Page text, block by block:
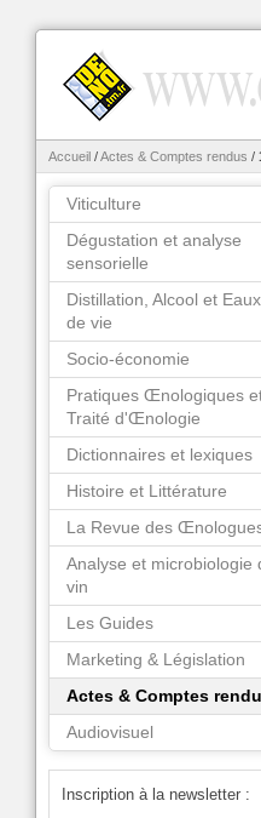
Accueil /Actes & Comptes rendus /
Viticulture
Dégustation et analyse
sensorielle
Distillation, Alcool et Eaux
de vie
Socio-économie
Pratiques Œnologiques
Traité d'Œnologie
Dictionnaires et lexiques
Histoire et Littérature
La Revue des
Analyse et microbiologie
vin
Les Guides
Marketing & Législation
Actes & Comptes
Audiovisuel
Inscription à la newsletter :